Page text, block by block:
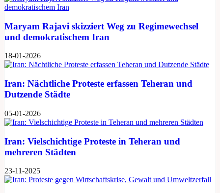
Maryam Rajavi skizziert Weg zu Regimewechsel
und demokratischem Iran
18-01-2026
Iran: Nächtliche Proteste erfassen Teheran und
Dutzende Städte
05-01-2026
Iran: Vielschichtige Proteste in Teheran und
mehreren Städten
23-11-2025